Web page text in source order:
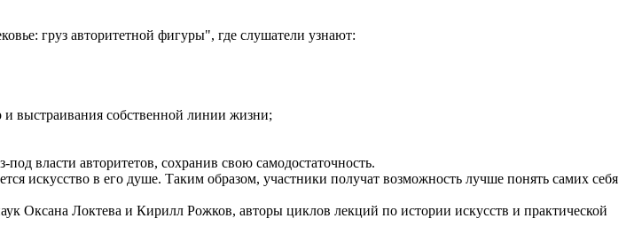
груз авторитетной фигуры", где слушатели узнают:
выстраивания собственной линии жизни;
власти авторитетов, сохранив свою самодостаточность.
искусство в его душе. Таким образом, участники получат возможность лучше понять самих себя
Оксана Локтева и Кирилл Рожков, авторы циклов лекций по истории искусств и практической